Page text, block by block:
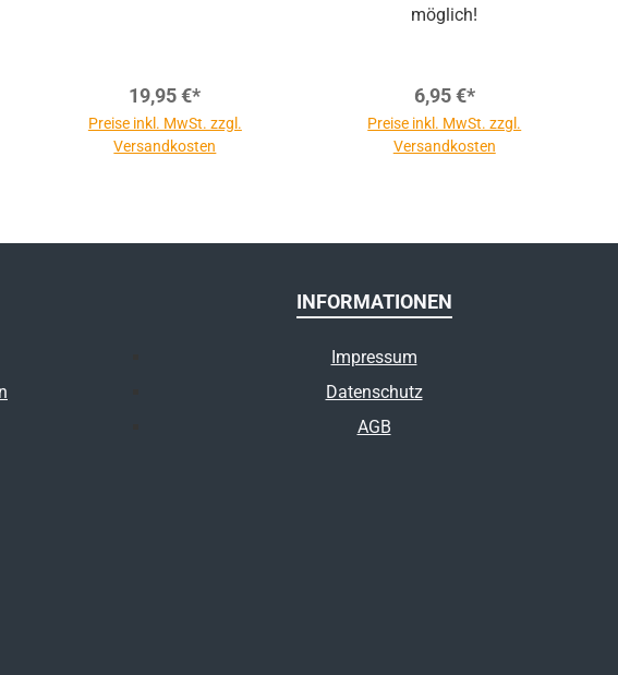
19,95 €*
Preise inkl. MwSt. zzgl.
Versandkosten
möglich!
6,95 €*
Preise inkl. MwSt. zzgl.
Versandkosten
INFORMATIONEN
Impressum
Datenschutz
AGB